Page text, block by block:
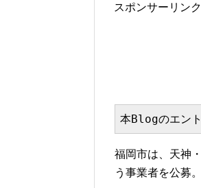
スポンサーリンク
本Blogのエント
福岡市は、天神
う事業者を公募。